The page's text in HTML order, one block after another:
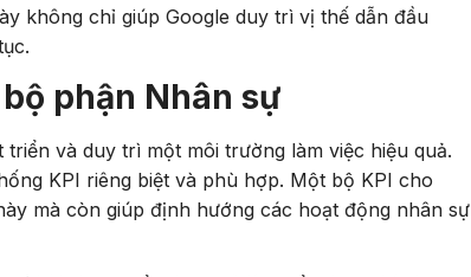
không chỉ giúp Google duy trì vị thế dẫn đầu
phận Nhân sự
và duy trì một môi trường làm việc hiệu quả.
KPI riêng biệt và phù hợp. Một bộ KPI cho
mà còn giúp định hướng các hoạt động nhân sự